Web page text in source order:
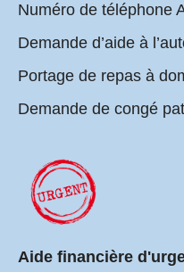
Numéro de téléphone
Demande d’aide à
Portage de repas à
Demande de congé
Aide financière